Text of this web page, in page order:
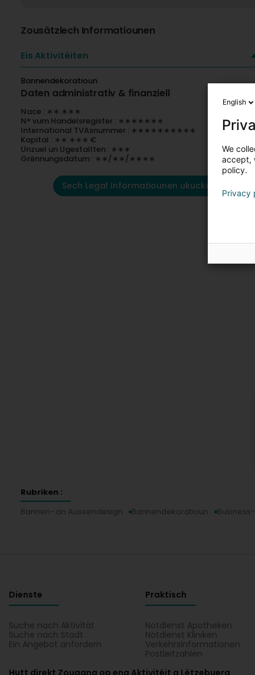
Zousätzlech Informatiounen
Eis Aktivitéiten
Bannendekoratioun
Daten administrativ & finanziell
Nace : ∗∗.∗∗∗
N° vum Handelsregister : ∗∗∗∗∗∗∗
International TVAsnummer : ∗∗∗∗∗∗∗∗∗∗
Kapital : ∗∗ ∗∗∗ €
Unzuel un Ugestallten : ∗∗∗
Grënnungsdatum : ∗∗/∗∗/∗∗∗∗
Sech Legal Informatiounen ukucken
Rubriken :
Bannen- an Aussendesign
Bannendekoratioun
Dienste
Suche nach Aktivität
Suche nach Stadt
Ein Angebot anfordern
Praktisch
Notdienst Apotheken
Notdienst Kliniken
Verkehrsinformationen
Postleitzahlen
Hutt direkt Zougang op eng Aktivitéit a Lëtzebuerg
English
We
accept,
policy.
Privacy